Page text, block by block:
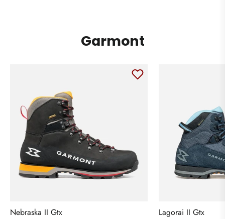
Garmont
Nebraska II Gtx Lagorai II Gtx